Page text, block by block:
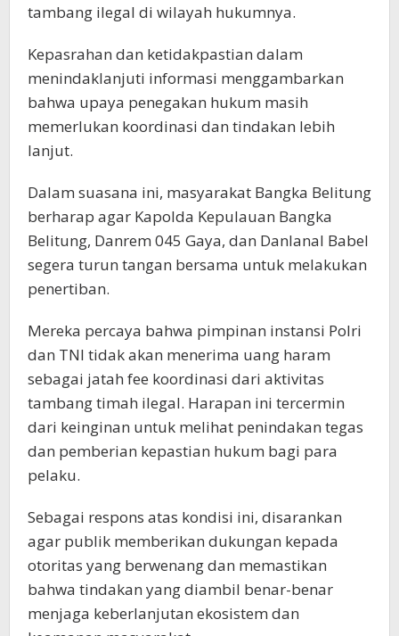
tambang ilegal di wilayah hukumnya.
Kepasrahan dan ketidakpastian dalam
menindaklanjuti informasi menggambarkan
bahwa upaya penegakan hukum masih
memerlukan koordinasi dan tindakan lebih
lanjut.
Dalam suasana ini, masyarakat Bangka Belitung
berharap agar Kapolda Kepulauan Bangka
Belitung, Danrem 045 Gaya, dan Danlanal Babel
segera turun tangan bersama untuk melakukan
penertiban.
Mereka percaya bahwa pimpinan instansi Polri
dan TNI tidak akan menerima uang haram
sebagai jatah fee koordinasi dari aktivitas
tambang timah ilegal. Harapan ini tercermin
dari keinginan untuk melihat penindakan tegas
dan pemberian kepastian hukum bagi para
pelaku.
Sebagai respons atas kondisi ini, disarankan
agar publik memberikan dukungan kepada
otoritas yang berwenang dan memastikan
bahwa tindakan yang diambil benar-benar
menjaga keberlanjutan ekosistem dan